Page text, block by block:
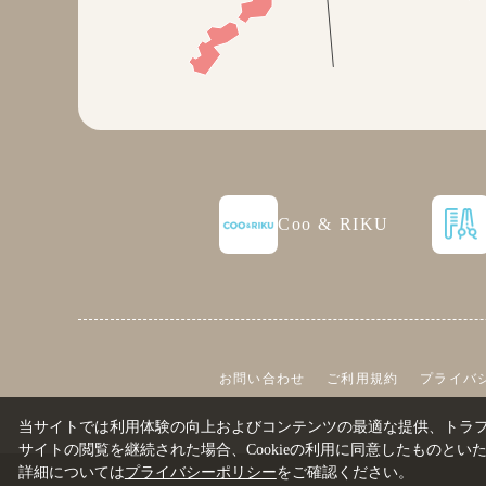
Coo & RIKU
お問い合わせ ご利用規約 プライバ
当サイトでは利用体験の向上およびコンテンツの最適な提供、トラ
サイトの閲覧を継続された場合、Cookieの利用に同意したものとい
詳細についてはプライバシーポリシーをご確認ください。